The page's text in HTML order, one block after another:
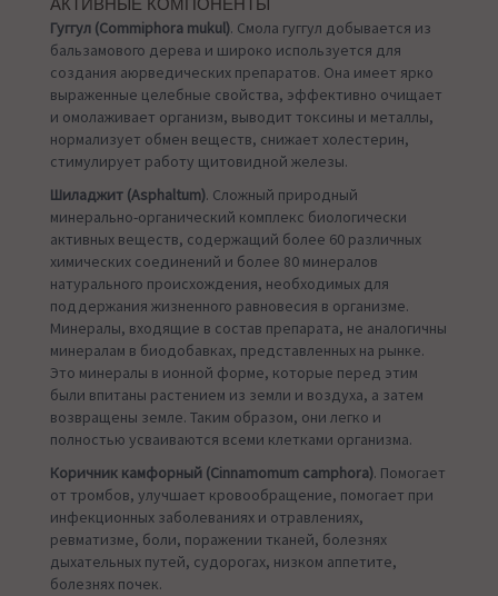
АКТИВНЫЕ КОМПОНЕНТЫ
Гуггул (Commiphora mukul). Смола гуггул добывается из
бальзамового дерева и широко используется для
создания аюрведических препаратов. Она имеет ярко
выраженные целебные свойства, эффективно очищает
и омолаживает организм, выводит токсины и металлы,
нормализует обмен веществ, снижает холестерин,
стимулирует работу щитовидной железы.
Шиладжит (Asphaltum). Сложный природный
минерально-органический комплекс биологически
активных веществ, содержащий более 60 различных
химических соединений и более 80 минералов
натурального происхождения, необходимых для
поддержания жизненного равновесия в организме.
Минералы, входящие в состав препарата, не аналогичны
минералам в биодобавках, представленных на рынке.
Это минералы в ионной форме, которые перед этим
были впитаны растением из земли и воздуха, а затем
возвращены земле. Таким образом, они легко и
полностью усваиваются всеми клетками организма.
Коричник камфорный (Cinnamomum camphora). Помогает
от тромбов, улучшает кровообращение, помогает при
инфекционных заболеваниях и отравлениях,
ревматизме, боли, поражении тканей, болезнях
дыхательных путей, судорогах, низком аппетите,
болезнях почек.